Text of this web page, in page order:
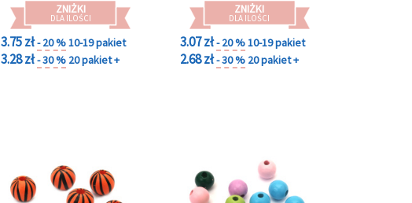
ZNIŻKI
DLA ILOŚCI
3.75 zł- 20 %10-19 pakiet
3.28 zł- 30 % 20 pakiet +
ZNIŻKI
DLA ILOŚCI
3.07 zł- 20 %10-19 pakiet
2.68 zł- 30 % 20 pakiet +